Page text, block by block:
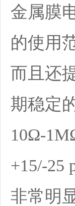
金属膜
的使用
而且还
期稳定
10Ω-
+15/-25
非常明